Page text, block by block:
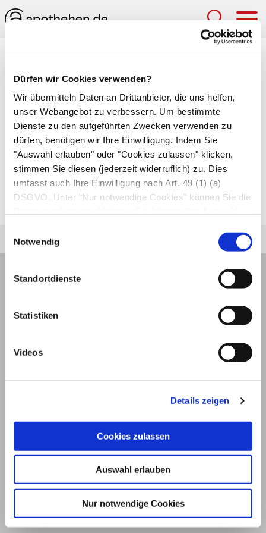
Dürfen wir Cookies verwenden?
Wir übermitteln Daten an Drittanbieter, die uns helfen,
unser Webangebot zu verbessern. Um bestimmte
Dienste zu den aufgeführten Zwecken verwenden zu
dürfen, benötigen wir Ihre Einwilligung. Indem Sie
"Auswahl erlauben" oder "Cookies zulassen" klicken,
stimmen Sie diesen (jederzeit widerruflich) zu. Dies
umfasst auch Ihre Einwilligung nach Art. 49 (1) (a)
DSGVO. Unter "Nur notwendige Cookies" können Sie die
Notwendig
Standortdienste
Statistiken
Videos
Details zeigen
Cookies zulassen
Auswahl erlauben
Nur notwendige Cookies
Medizinlexikon
Kopf-Kinn-Kappe
Kinnschild, das mit Gummibändern an einem
Kopfgeschirr befestigt ist. Die Kopf-Kinn-Kappe
zieht den Unterkiefer nach hinten. Dadurch
korrigiert sieKieferfehlstellungenwie den
Kopfbissoder denRückbiss. Die besten Erfolge
erzielt die Kopf-Kinn-Kappe bei Kleinkindern.
© 2026
Impressum und Nutzungsbedingungen
Datenschutz Privatsphäre
Qualitätsrichtlinien Barrierefreiheit